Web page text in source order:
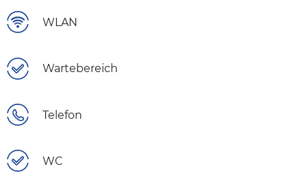
WLAN
Wartebereich
Telefon
WC